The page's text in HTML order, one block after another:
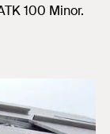
100 Minor.